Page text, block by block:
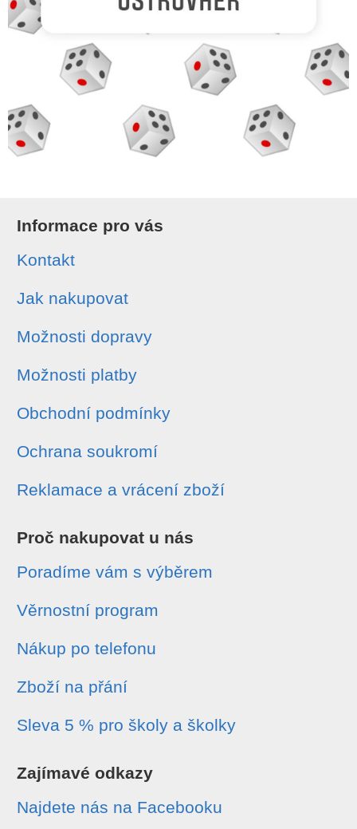
Informace pro vás
Kontakt
Jak nakupovat
Možnosti dopravy
Možnosti platby
Obchodní podmínky
Ochrana soukromí
Reklamace a vrácení zboží
Proč nakupovat u nás
Poradíme vám s výběrem
Věrnostní program
Nákup po telefonu
Zboží na přání
Sleva 5 % pro školy a školky
Zajímavé odkazy
Najdete nás na Facebooku